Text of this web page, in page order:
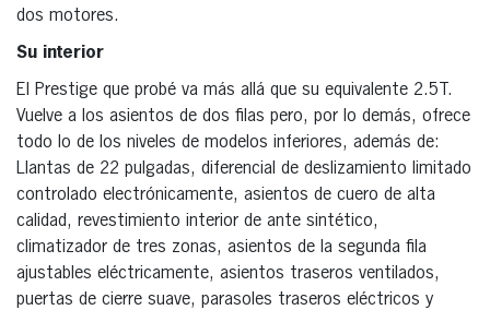
dos motores.
Su interior
El Prestige que probé va más allá que su equivalente 2.5T.
Vuelve a los asientos de dos filas pero, por lo demás, ofrece
todo lo de los niveles de modelos inferiores, además de:
Llantas de 22 pulgadas, diferencial de deslizamiento limitado
controlado electrónicamente, asientos de cuero de alta
calidad, revestimiento interior de ante sintético,
climatizador de tres zonas, asientos de la segunda fila
ajustables eléctricamente, asientos traseros ventilados,
puertas de cierre suave, parasoles traseros eléctricos y